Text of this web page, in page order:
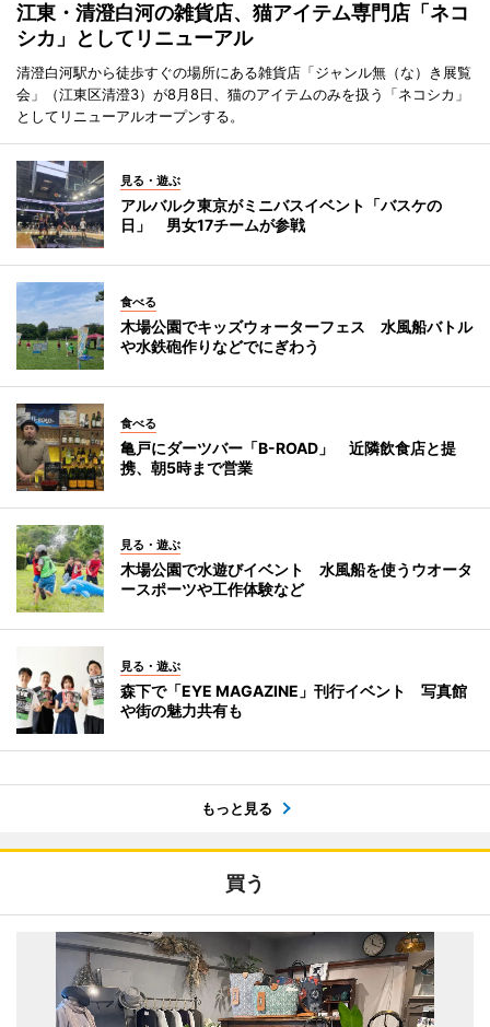
江東・清澄白河の雑貨店、猫アイテム専門店「ネコ
シカ」としてリニューアル
清澄白河駅から徒歩すぐの場所にある雑貨店「ジャンル無（な）き展覧
会」（江東区清澄3）が8月8日、猫のアイテムのみを扱う「ネコシカ」
としてリニューアルオープンする。
見る・遊ぶ
アルバルク東京がミニバスイベント「バスケの
日」 男女17チームが参戦
食べる
木場公園でキッズウォーターフェス 水風船バトル
や水鉄砲作りなどでにぎわう
食べる
亀戸にダーツバー「B-ROAD」 近隣飲食店と提
携、朝5時まで営業
見る・遊ぶ
木場公園で水遊びイベント 水風船を使うウオータ
ースポーツや工作体験など
見る・遊ぶ
森下で「EYE MAGAZINE」刊行イベント 写真館
や街の魅力共有も
もっと見る
買う